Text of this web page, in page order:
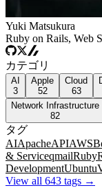
Yuki Matsukura
Ruby on Rails, Web
カテゴリ
AI
3
Apple
52
Cloud
63
Network Infrastructure
82
タグ
AIApacheAPIAWS
& ServiceqmailRuby
DevelopmentUbuntu
View all 643 tags →